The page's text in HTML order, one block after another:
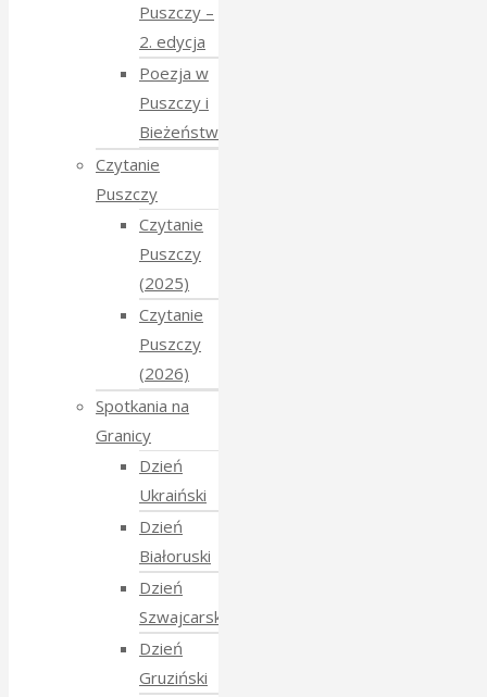
Puszczy –
2. edycja
Poezja w
Puszczy i
Bieżeństwo
Czytanie
Puszczy
Czytanie
Puszczy
(2025)
Czytanie
Puszczy
(2026)
Spotkania na
Granicy
Dzień
Ukraiński
Dzień
Białoruski
Dzień
Szwajcarski
Dzień
Gruziński